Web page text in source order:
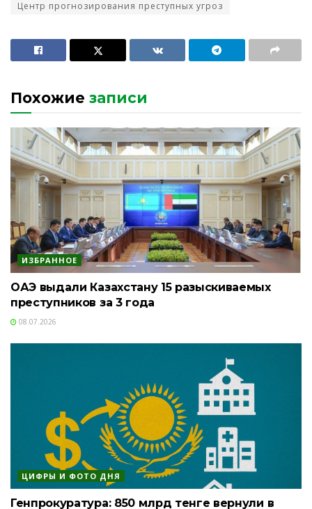
Центр прогнозирования преступных угроз
Похожие записи
ИЗБРАННОЕ
ОАЭ выдали Казахстану 15 разыскиваемых
преступников за 3 года
08.07.2026
ЦИФРЫ И ФОТО ДНЯ
Генпрокуратура: 850 млрд тенге вернули в